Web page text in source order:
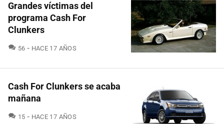
Grandes víctimas del
programa Cash For
Clunkers
56 COMENTARIOS
HACE 17 AÑOS
Cash For Clunkers se acaba
mañana
15 COMENTARIOS
HACE 17 AÑOS